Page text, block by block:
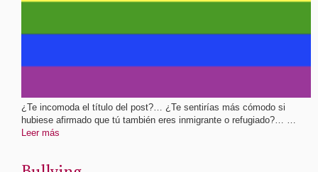
¿Te incomoda el título del post?… ¿Te sentirías más cómodo si
hubiese afirmado que tú también eres inmigrante o refugiado?… …
Leer más